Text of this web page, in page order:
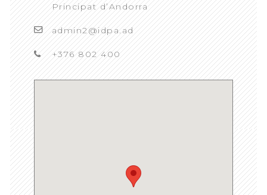
Principat d’Andorra
admin2@idpa.ad
+376 802 400